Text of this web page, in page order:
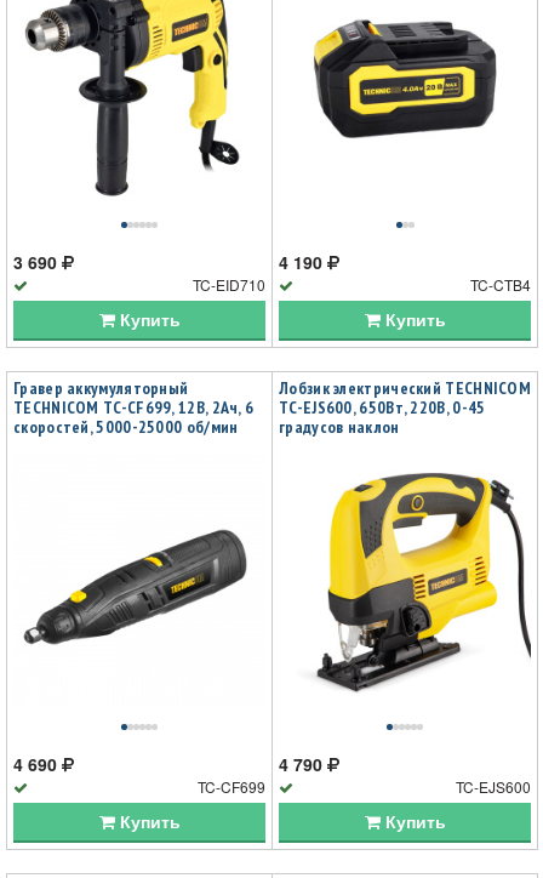
3 690
TC-EID710
Купить
4 190
TC-CTB4
Купить
Гравер аккумуляторный
TECHNICOM TC-CF699, 12В, 2Ач, 6
скоростей, 5000-25000 об/мин
4 690
TC-CF699
Купить
Лобзик электрический TECHNICOM
TC-EJS600, 650Вт, 220В, 0-45
градусов наклон
4 790
TC-EJS600
Купить